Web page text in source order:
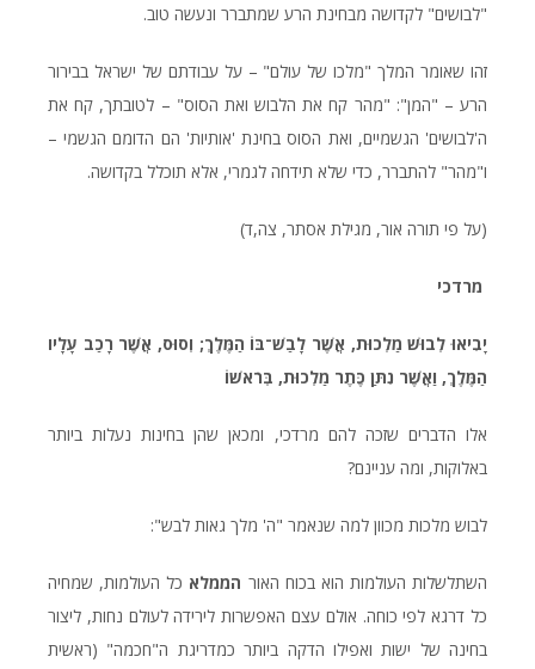
"לבושים" לקדושה מבחינת הרע שמתברר ונעשה טוב.
זהו שאומר המלך "מלכו של עולם" – על עבודתם של ישראל בבירור
הרע – "המן": "מהר קח את הלבוש ואת הסוס" – לטובתך, קח את
ה'לבושים' הגשמיים, ואת הסוס בחינת 'אותיות' הם הדומם הגשמי –
ו"מהר" להתברר, כדי שלא תידחה לגמרי, אלא תוכלל בקדושה.
(על פי תורה אור, מגילת אסתר, צה,ד)
מרדכי
יָבִיאוּ לְבוּשׁ מַלְכוּת, אֲשֶׁר לָבַשׁ־בּוֹ הַמֶּלֶךְ; וְסוּס, אֲשֶׁר רָכַב עָלָיו
הַמֶּלֶךְ, וַאֲשֶׁר נִתַּן כֶּתֶר מַלְכוּת, בְּרֹאשׁוֹ
אלו הדברים שזכה להם מרדכי, ומכאן שהן בחינות נעלות ביותר
באלוקות, ומה עניינם?
לבוש מלכות מכוון למה שנאמר "ה' מלך גאות לבש":
השתלשלות העולמות הוא בכוח האור הממלא כל העולמות, שמחיה
כל דרגא לפי כוחה. אולם עצם האפשרות לירידה לעולם נחות, ליצור
בחינה של ישות ואפילו הדקה ביותר כמדריגת ה"חכמה" (ראשית